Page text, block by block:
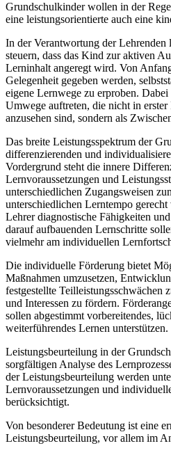
Grundschulkinder wollen in der
eine leistungsorientierte auch eine
In der Verantwortung der Lehrenden
steuern, dass das Kind zur aktiven
Lerninhalt angeregt wird. Von
Gelegenheit gegeben werden,
eigene Lernwege zu erproben.
Umwege auftreten, die nicht in
anzusehen sind, sondern als
Das breite Leistungsspektrum der
differenzierenden und
Vordergrund steht die innere
Lernvoraussetzungen und
unterschiedlichen Zugangsweisen
unterschiedlichen Lerntempo
Lehrer diagnostische Fähigkeiten
darauf aufbauenden Lernschritte
vielmehr am individuellen
Die individuelle Förderung bietet
Maßnahmen umzusetzen,
festgestellte Teilleistungsschwächen
und Interessen zu fördern.
sollen abgestimmt vorbereitendes,
weiterführendes Lernen unterstützen.
Leistungsbeurteilung in der
sorgfältigen Analyse des
der Leistungsbeurteilung werden
Lernvoraussetzungen und
berücksichtigt.
Von besonderer Bedeutung ist eine
Leistungsbeurteilung, vor allem im